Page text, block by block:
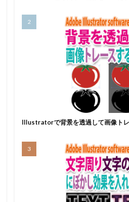
Illustratorで背景を透過して画像ト